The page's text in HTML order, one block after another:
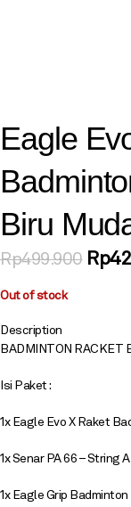
Eagle
Biru
Rp499.900 Rp
Out of stock
Description
BADMINTON RACKET
Isi Paket :
1x Eagle Evo X Raket
1x Senar PA 66 – String
1x Eagle Grip